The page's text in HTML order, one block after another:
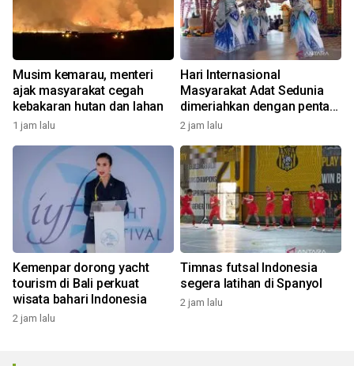
Musim kemarau, menteri
ajak masyarakat cegah
kebakaran hutan dan lahan
1 jam lalu
Hari Internasional
Masyarakat Adat Sedunia
dimeriahkan dengan pentas
seni budaya Bali
2 jam lalu
Kemenpar dorong yacht
tourism di Bali perkuat
wisata bahari Indonesia
2 jam lalu
Timnas futsal Indonesia
segera latihan di Spanyol
2 jam lalu